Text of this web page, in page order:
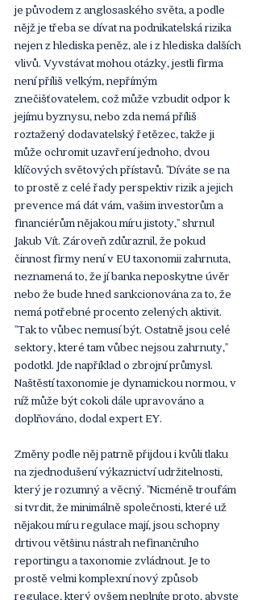
je původem z anglosaského světa, a podle
nějž je třeba se dívat na podnikatelská rizika
nejen z hlediska peněz, ale i z hlediska dalších
vlivů. Vyvstávat mohou otázky, jestli firma
není příliš velkým, nepřímým
znečišťovatelem, což může vzbudit odpor k
jejímu byznysu, nebo zda nemá příliš
roztažený dodavatelský řetězec, takže ji
může ochromit uzavření jednoho, dvou
klíčových světových přístavů. "Díváte se na
to prostě z celé řady perspektiv rizik a jejich
prevence má dát vám, vašim investorům a
financiérům nějakou míru jistoty," shrnul
Jakub Vít. Zároveň zdůraznil, že pokud
činnost firmy není v EU taxonomii zahrnuta,
neznamená to, že jí banka neposkytne úvěr
nebo že bude hned sankcionována za to, že
nemá potřebné procento zelených aktivit.
"Tak to vůbec nemusí být. Ostatně jsou celé
sektory, které tam vůbec nejsou zahrnuty,"
podotkl. Jde například o zbrojní průmysl.
Naštěstí taxonomie je dynamickou normou, v
níž může být cokoli dále upravováno a
doplňováno, dodal expert EY.
Změny podle něj patrně přijdou i kvůli tlaku
na zjednodušení výkaznictví udržitelnosti,
který je rozumný a věcný. "Nicméně troufám
si tvrdit, že minimálně společnosti, které už
nějakou míru regulace mají, jsou schopny
drtivou většinu nástrah nefinančního
reportingu a taxonomie zvládnout. Je to
prostě velmi komplexní nový způsob
regulace, který ovšem neplníte proto, abyste